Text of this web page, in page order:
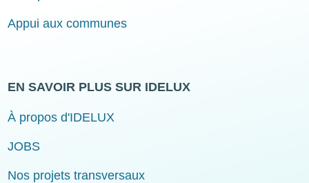
Appui aux communes
EN SAVOIR PLUS SUR IDELUX
À propos d'IDELUX
JOBS
Nos projets transversaux